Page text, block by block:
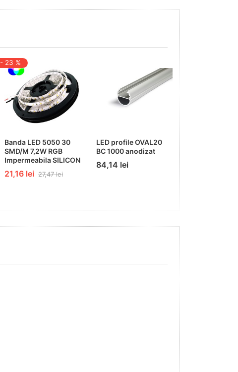
- 23 %
Banda LED 5050 30
SMD/M 7,2W RGB
Impermeabila SILICON
21,16 lei 27,47 lei
LED profile OVAL20
BC 1000 anodizat
84,14 lei